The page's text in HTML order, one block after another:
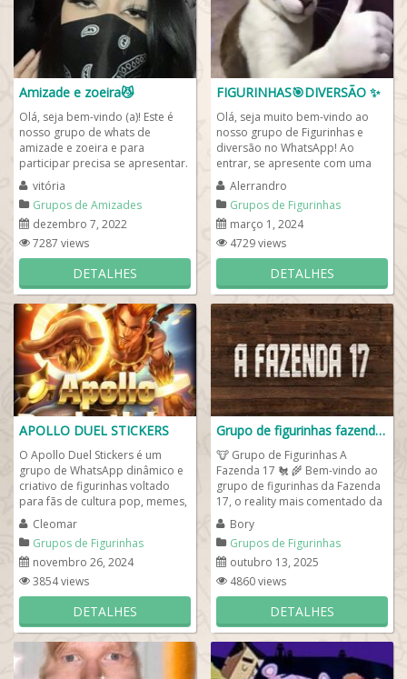
Amizade e zoeira😼
Olá, seja bem-vindo (a)! Este é
nosso grupo de whats de
amizade e zoeira e para
participar precisa se apresentar.
Ao tenha respeito com todos e
compartilhar...
vitória
Grupos de Amizades
dezembro 7, 2022
7287 views
DETALHES
FIGURINHAS🎯DIVERSÃO ✨️
Olá, seja muito bem-vindo ao
nosso grupo de Figurinhas e
diversão no WhatsApp! Ao
entrar, se apresente com uma
figurinha whatsapp bem
humorado e engraçado,...
Alerrandro
Grupos de Figurinhas
março 1, 2024
4729 views
DETALHES
APOLLO DUEL STICKERS
O Apollo Duel Stickers é um
grupo de WhatsApp dinâmico e
criativo de figurinhas voltado
para fãs de cultura pop, memes,
esportes, e referências...
Cleomar
Grupos de Figurinhas
novembro 26, 2024
3854 views
DETALHES
Grupo de figurinhas fazenda 17
🐮 Grupo de Figurinhas A
Fazenda 17 🐔 🌾 Bem-vindo ao
grupo de figurinhas da Fazenda
17, o reality mais comentado da
TV brasileira! Aqui você...
Bory
Grupos de Figurinhas
outubro 13, 2025
4860 views
DETALHES